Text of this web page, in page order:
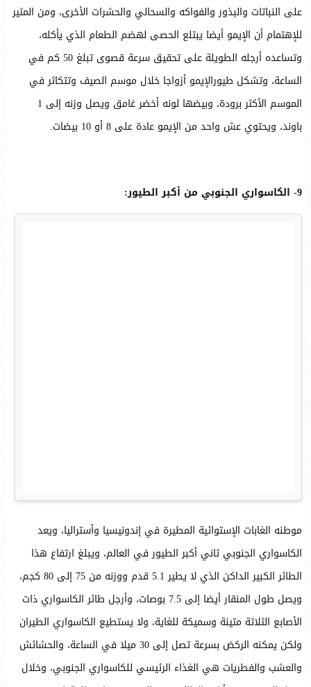
على النباتات والبذور والفواكه والسحالي والحشرات الأخرى، ومن المثير
للإهتمام أن الإيمو أيضا يبتلع الحصى لهضم الطعام الذي يأكله،
وتساعده أرجله الطويلة على تحقيق سرعة قصوى تبلغ 50 كم في
الساعة، وتشكل طيورالإيمو أزواجا خلال موسم الصيف وتتكاثر في
الموسم الأكثر برودة، وبيضها لونه أخضر غامق ويصل وزنه إلى 1
باوند، ويحتوي عش واحد من الإيمو عادة على 8 أو 10 بيضات.
9- الكاسواري الجنوبي من أكبر الطيور:
موطنه الغابات الإستوائية المطيرة في إندونيسيا وأستراليا، ويعد
الكاسواري الجنوبي ثاني أكبر الطيور في العالم، ويبلغ ارتفاع هذا
الطائر الكبير الداكن الذي لا يطير 5.1 قدم ووزنه من 75 إلى 80 كجم،
ويصل طول المنقار أيضا إلى 7.5 بوصات، وأرجل طائر الكاسواري ذات
الأصابع الثلاثة متينة وسميكة للغاية، ولا يستطيع الكاسواري الطيران
ولكن يمكنه الركض بسرعة تصل إلى 30 ميلا في الساعة، والحشائش
والعشب والفطريات هي الغذاء الرئيسي للكاسواري الجنوبي، وخلال